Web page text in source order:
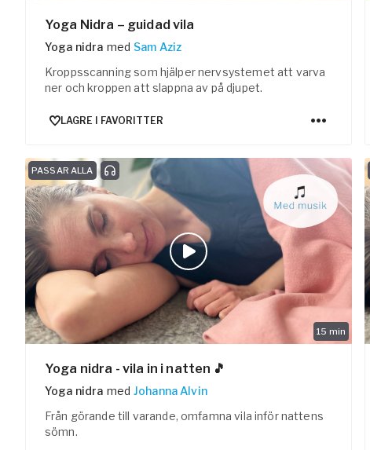
Yoga Nidra – guidad vila
Yoga nidra med Sam Aziz
Kroppsscanning som hjälper nervsystemet att varva
ner och kroppen att slappna av på djupet.
LAGRE I FAVORITTER
15 min
PASSAR ALLA
Yoga nidra - vila in i natten 🎵
Yoga nidra med Johanna Alvin
Från görande till varande, omfamna vila inför nattens
sömn.